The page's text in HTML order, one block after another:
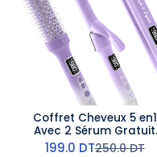
Coffret Cheveux 5 en1
Avec 2 Sérum Gratuit
Lexical 980°F
199.0 DT250.0DT